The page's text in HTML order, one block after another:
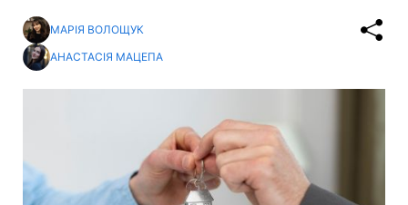
МАРІЯ ВОЛОЩУК
АНАСТАСІЯ МАЦЕПА